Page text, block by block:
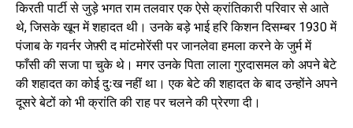
किरती पार्टी से जुड़े भगत राम तलवार एक ऐसे क्रांतिकारी परिवार से आते
थे, जिसके खून में शहादत थी। उनके बड़े भाई हरि किशन दिसम्बर 1930 में
पंजाब के गवर्नर जेफ़्री द मांटमोरेंसी पर जानलेवा हमला करने के जुर्म में
फाँसी की सजा पा चुके थे। मगर उनके पिता लाला गुरदासमल को अपने बेटे
की शहादत का कोई दुःख नहीं था। एक बेटे की शहादत के बाद उन्होंने अपने
दूसरे बेटों को भी क्रांति की राह पर चलने की प्रेरणा दी।